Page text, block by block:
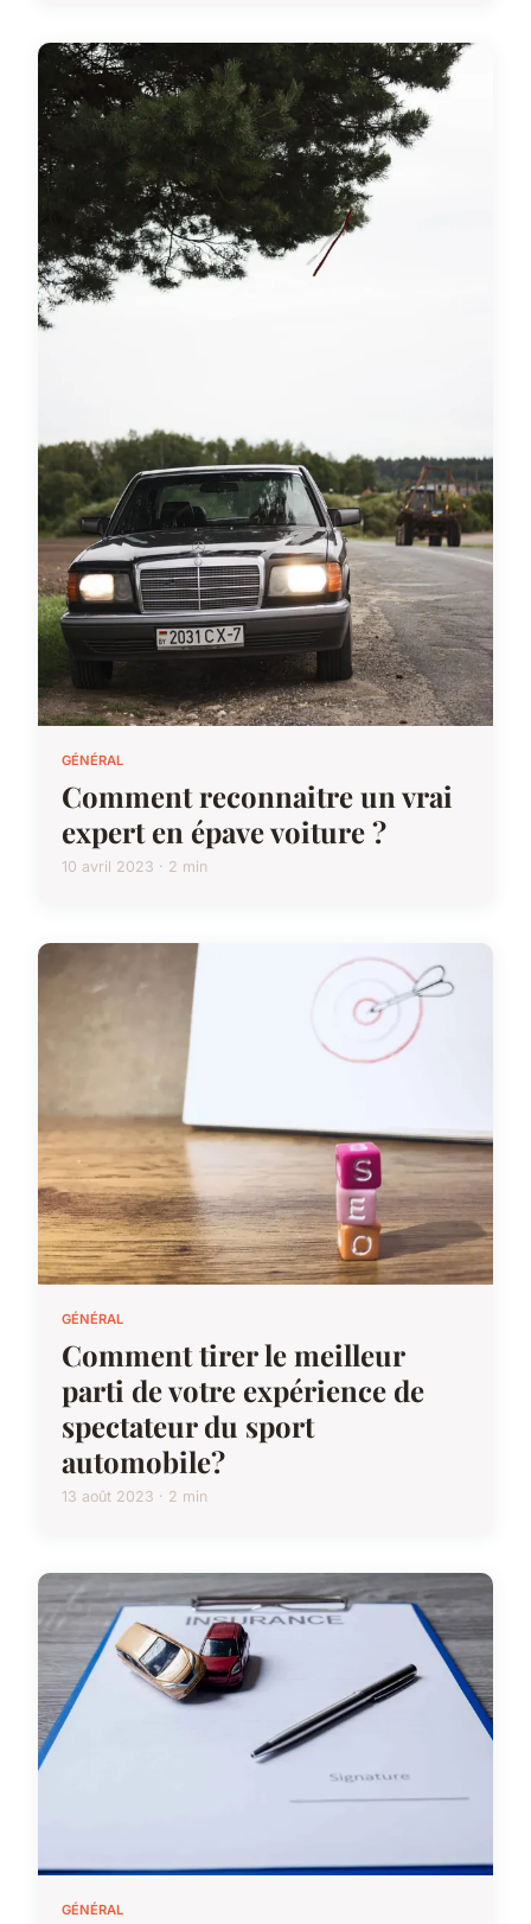
GÉNÉRAL
Comment reconnaitre un vrai
expert en épave voiture ?
10 avril 2023 · 2 min
GÉNÉRAL
Comment tirer le meilleur
parti de votre expérience de
spectateur du sport
automobile?
13 août 2023 · 2 min
GÉNÉRAL